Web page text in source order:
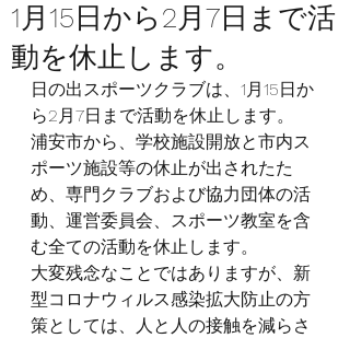
1月15日から2月7日まで活
動を休止します。
日の出スポーツクラブは、1月15日か
ら2月7日まで活動を休止します。
浦安市から、学校施設開放と市内ス
ポーツ施設等の休止が出されたた
め、専門クラブおよび協力団体の活
動、運営委員会、スポーツ教室を含
む全ての活動を休止します。
大変残念なことではありますが、新
型コロナウィルス感染拡大防止の方
策としては、人と人の接触を減らさ